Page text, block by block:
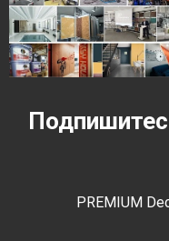
PREMIUM